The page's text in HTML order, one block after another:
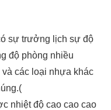
sự trưởng lịch sự độ
độ phòng nhiều
các loại nhựa khác
nhiệt độ cao cao cao